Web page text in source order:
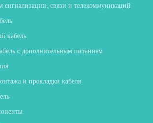
сигнализации, связи и телекоммуникаций
кабель
с дополнительным питанием
и прокладки кабеля